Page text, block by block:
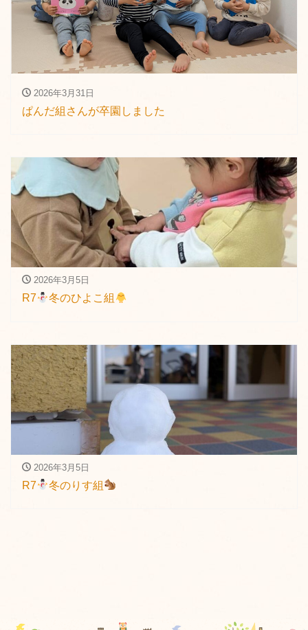
2026年3月31日
ぱんだ組さんが卒園しました
2026年3月5日
R7 冬のひよこ組
2026年3月5日
R7 冬のりす組